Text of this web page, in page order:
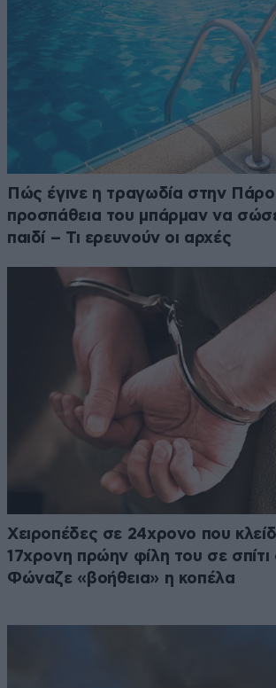
Πώς έγινε η τραγωδία στην
προσπάθεια του μπάρμαν να
παιδί – Τι ερευνούν οι αρχές
Χειροπέδες σε 24χρονο που
17χρονη πρώην φίλη του σε
Φώναζε «βοήθεια» η κοπέλα